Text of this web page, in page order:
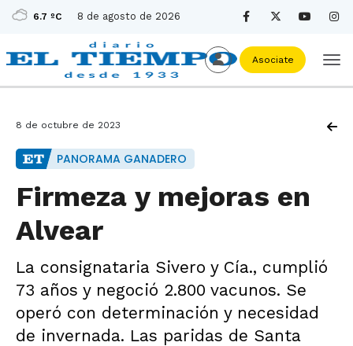
6.7 ºC 8 de agosto de 2026
Asociate
8 de octubre de 2023
PANORAMA GANADERO
Firmeza y mejoras en
Alvear
La consignataria Sivero y Cía., cumplió
73 años y negoció 2.800 vacunos. Se
operó con determinación y necesidad
de invernada. Las paridas de Santa